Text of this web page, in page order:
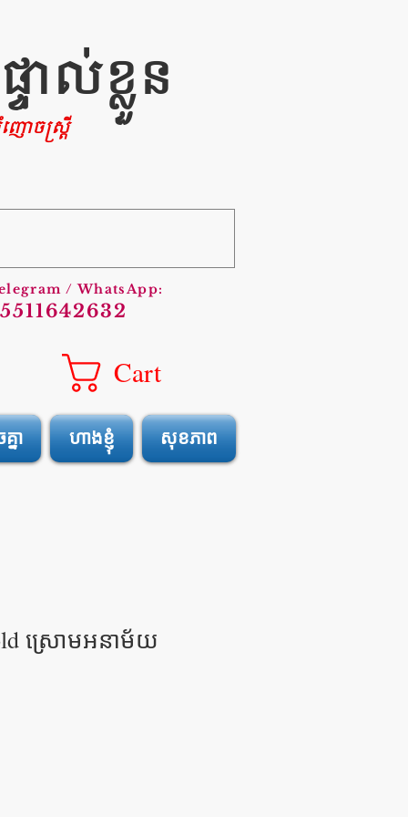
ល់ខ្លួន
ោចស្រ្តី
/ WhatsApp:
Cart
ា ហាងខ្ញុំ សុខភាព
ស្រោមអនាម័យ